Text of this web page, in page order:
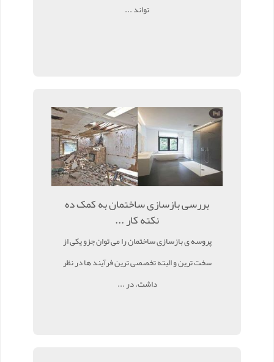
تواند ...
بررسی بازسازی ساختمان به کمک ده
نکته کار ...
پروسه ی بازسازی ساختمان را می توان جزو یکی از
سخت ترین و البته تخصصی ترین فرآیند ها در نظر
داشت. در ...